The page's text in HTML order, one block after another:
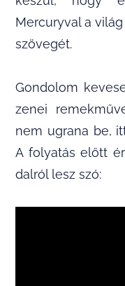
Mercuryval a
szövegét.
Gondolom
zenei
nem ugrana be,
A folyatás előtt
dalról lesz szó: